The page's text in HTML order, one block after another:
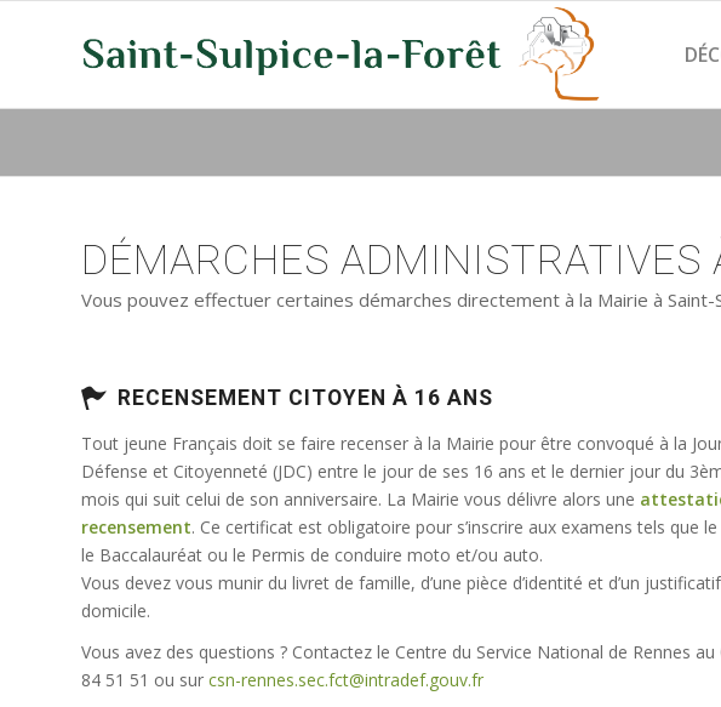
DÉMARCHES ADMINISTRATIVES
Vous pouvez effectuer certaines démarches directement à la Mairie à Saint-
RECENSEMENT CITOYEN À 16 ANS
Tout jeune Français doit se faire recenser à la Mairie pour être convoqué à la
Défense et Citoyenneté (JDC) entre le jour de ses 16 ans et le dernier jour du
mois qui suit celui de son anniversaire. La Mairie vous délivre alors une
recensement. Ce certificat est obligatoire pour s’inscrire aux examens tels que le
le Baccalauréat ou le Permis de conduire moto et/ou auto.
Vous devez vous munir du livret de famille, d’une pièce d’identité et d’un
domicile.
Vous avez des questions ? Contactez le Centre du Service National de Rennes au
84 51 51 ou sur csn-rennes.sec.fct@intradef.gouv.fr